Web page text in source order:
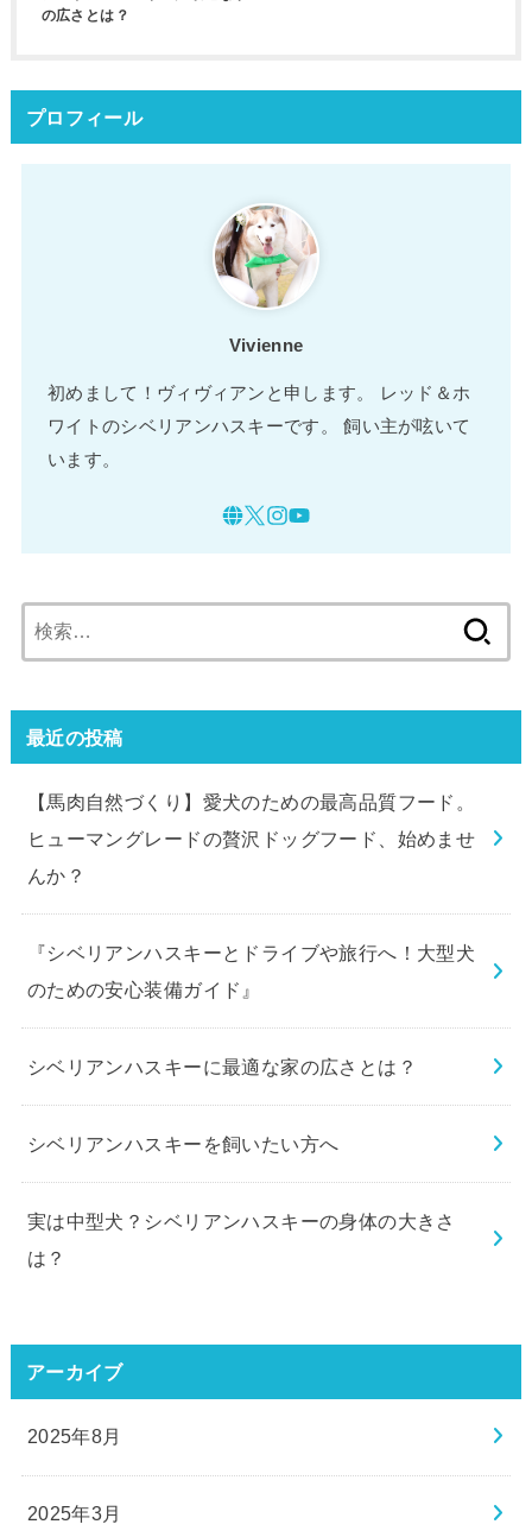
の広さとは？
プロフィール
Vivienne
初めまして！ヴィヴィアンと申します。 レッド＆ホ
ワイトのシベリアンハスキーです。 飼い主が呟いて
います。
索:
最近の投稿
【馬肉自然づくり】愛犬のための最高品質フード。
ヒューマングレードの贅沢ドッグフード、始めませ
んか？
『シベリアンハスキーとドライブや旅行へ！大型犬
のための安心装備ガイド』
シベリアンハスキーに最適な家の広さとは？
シベリアンハスキーを飼いたい方へ
実は中型犬？シベリアンハスキーの身体の大きさ
は？
アーカイブ
2025年8月
2025年3月